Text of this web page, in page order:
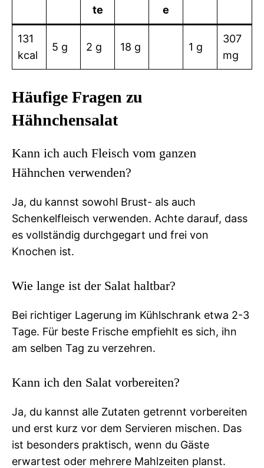
te
e
131
kcal
5 g 2 g 18 g 1 g
307
mg
Häufige Fragen zu
Hähnchensalat
Kann ich auch Fleisch vom ganzen
Hähnchen verwenden?
Ja, du kannst sowohl Brust- als auch
Schenkelfleisch verwenden. Achte darauf, dass
es vollständig durchgegart und frei von
Knochen ist.
Wie lange ist der Salat haltbar?
Bei richtiger Lagerung im Kühlschrank etwa 2-3
Tage. Für beste Frische empfiehlt es sich, ihn
am selben Tag zu verzehren.
Kann ich den Salat vorbereiten?
Ja, du kannst alle Zutaten getrennt vorbereiten
und erst kurz vor dem Servieren mischen. Das
ist besonders praktisch, wenn du Gäste
erwartest oder mehrere Mahlzeiten planst.